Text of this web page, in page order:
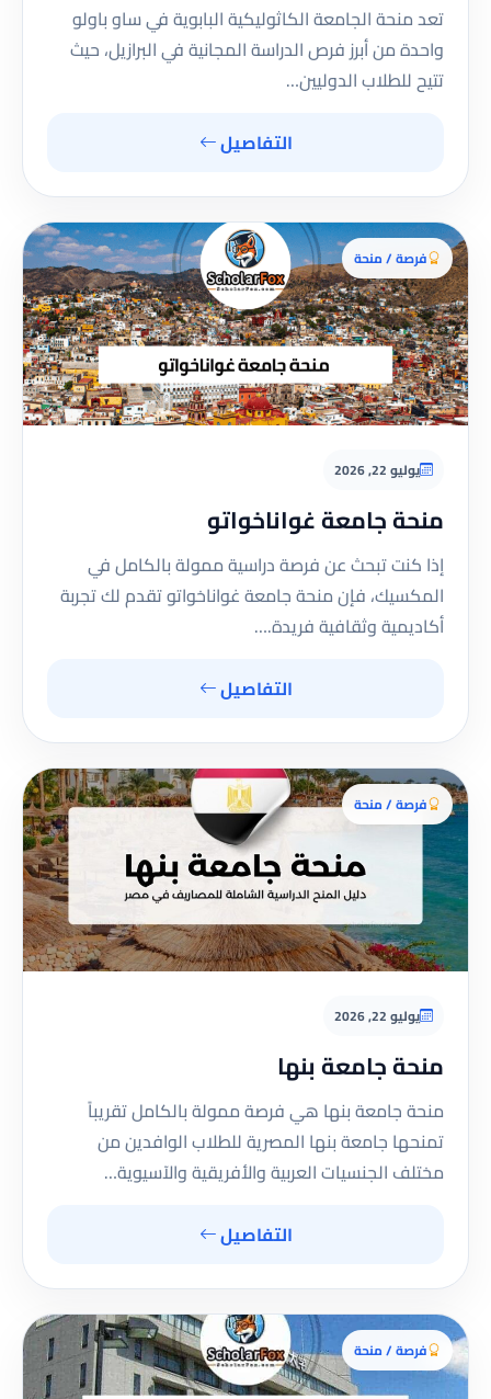
تعد منحة الجامعة الكاثوليكية البابوية في ساو باولو
واحدة من أبرز فرص الدراسة المجانية في البرازيل، حيث
تتيح للطلاب الدوليين…
التفاصيل
فرصة / منحة
يوليو 22, 2026
منحة جامعة غواناخواتو
إذا كنت تبحث عن فرصة دراسية ممولة بالكامل في
المكسيك، فإن منحة جامعة غواناخواتو تقدم لك تجربة
أكاديمية وثقافية فريدة.…
التفاصيل
فرصة / منحة
يوليو 22, 2026
منحة جامعة بنها
منحة جامعة بنها هي فرصة ممولة بالكامل تقريباً
تمنحها جامعة بنها المصرية للطلاب الوافدين من
مختلف الجنسيات العربية والأفريقية والآسيوية…
التفاصيل
فرصة / منحة